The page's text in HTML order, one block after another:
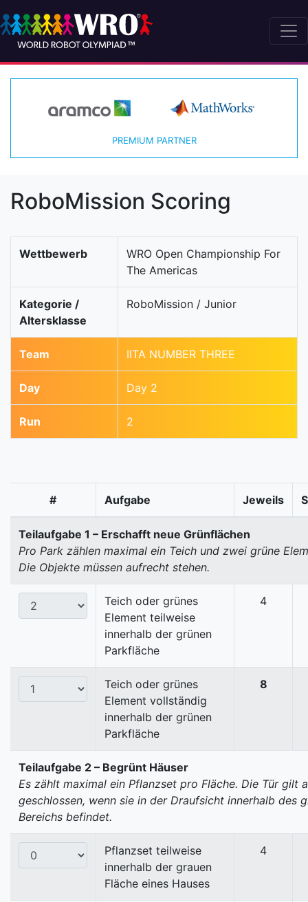
PREMIUM PARTNER
RoboMission Scoring
Wettbewerb
WRO Open Championship For
The Americas
Kategorie /
Altersklasse
RoboMission / Junior
Team IITA NUMBER THREE
Day Day 2
Run 2
# Aufgabe Jeweils
Teilaufgabe 1 – Erschafft neue Grünflächen
Pro Park zählen maximal ein Teich und zwei grüne
Die Objekte müssen aufrecht stehen.
Teich oder grünes
Element teilweise
innerhalb der grünen
Parkfläche
4
Teich oder grünes
Element vollständig
innerhalb der grünen
Parkfläche
8
Teilaufgabe 2 – Begrünt Häuser
Es zählt maximal ein Pflanzset pro Fläche. Die Tür gilt
geschlossen, wenn sie in der Draufsicht innerhalb des
Bereichs befindet.
Pflanzset teilweise
innerhalb der grauen
Fläche eines Hauses
4